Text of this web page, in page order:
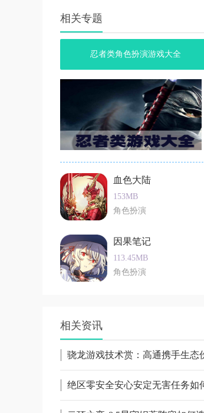
相关专题
忍者类角色扮演游戏大全
血色大陆
153MB
角色扮演
因果笔记
113.45MB
角色扮演
相关资讯
骁龙游戏技术赏：高通携手生态伙伴展现移动技术创新赋能
绝区零安全安心安定无害任务如